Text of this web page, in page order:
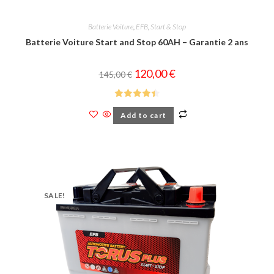
Batterie Voiture EFB Start & Stop
Batterie Voiture Start and Stop 60AH – Garantie 2 ans
145,00€ 120,00€
Rated4.44
out of 5
Add to cart
SALE!